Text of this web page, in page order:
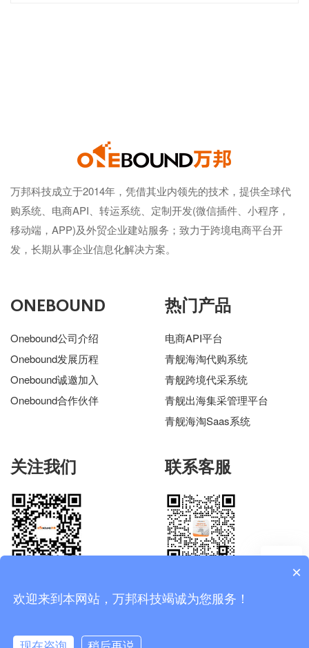
万邦科技成立于2014年，凭借其业内领先的技术，提供全球代
购系统、电商API、转运系统、定制开发(微信插件、小程序，
移动端，APP)及外贸企业建站服务；致力于跨境电商平台开
发，长期从事企业信息化解决方案。
ONEBOUND
Onebound公司介绍
Onebound发展历程
Onebound诚邀加入
Onebound合作伙伴
热门产品
电商API平台
青舰海淘代购系统
青舰跨境代采系统
青舰出海集采管理平台
青舰海淘Saas系统
关注我们 联系客服
×
欢迎来到本网站，万邦科技竭诚为您服务！